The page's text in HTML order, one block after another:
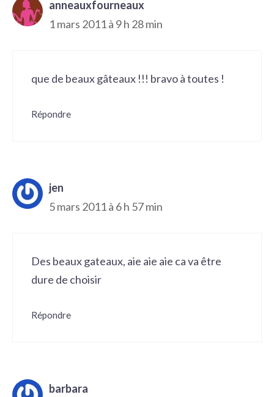
anneauxfourneaux
1 mars 2011 à 9 h 28 min
que de beaux gâteaux !!! bravo à toutes !
Répondre
jen
5 mars 2011 à 6 h 57 min
Des beaux gateaux, aie aie aie ca va être
dure de choisir
Répondre
barbara